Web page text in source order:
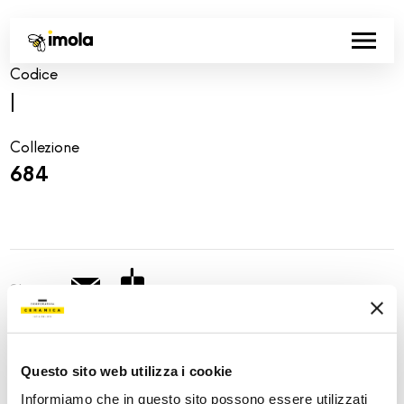
Questo sito web utilizza i cookie
Informiamo che in questo sito possono essere utilizzati
Codice
Collezione
684
Share: